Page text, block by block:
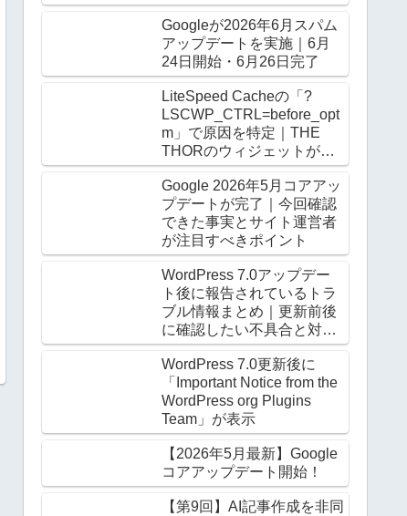
Googleが2026年6月スパム
アップデートを実施｜6月
24日開始・6月26日完了
LiteSpeed Cacheの「?
LSCWP_CTRL=before_opt
m」で原因を特定｜THE
THORのウィジェットがロ
グアウト時だけ崩る
Google 2026年5月コアアッ
プデートが完了｜今回確認
できた事実とサイト運営者
が注目すべきポイント
WordPress 7.0アップデー
ト後に報告されているトラ
ブル情報まとめ｜更新前後
に確認したい不具合と対処
法
WordPress 7.0更新後に
「Important Notice from the
WordPress org Plugins
Team」が表示
【2026年5月最新】Google
コアアップデート開始！
【第9回】AI記事作成を非同